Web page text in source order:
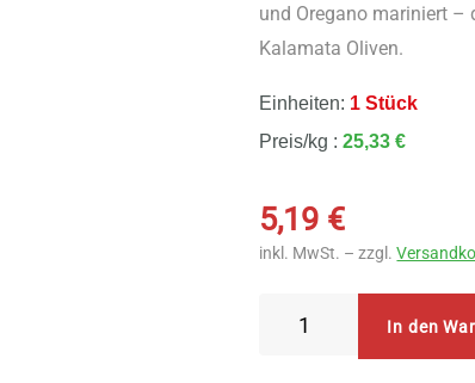
und Oregano mariniert –
Kalamata Oliven.
Einheiten: 1 Stück
Preis/kg :25,33 €
5,19 €
inkl. MwSt. – zzgl.
In den